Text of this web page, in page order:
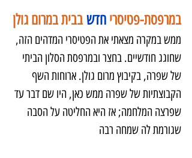
במרפסת-פטיסרי חדש בבית במרום גולן
ממש במקרה מצאתי את הפטיסרי המדהים הזה,
שחוגג חודשיים. בחצר ובמרפסת הסלון הביתי
של שפרה, בקיבוץ מרום גולן. ארוחות השף
הקבוצתיות של שפרה ממש כאן, היו שם דבר עד
שפרצה המלחמה; אז היא החליטה על הסבה
שגורמת לה שמחה רבה